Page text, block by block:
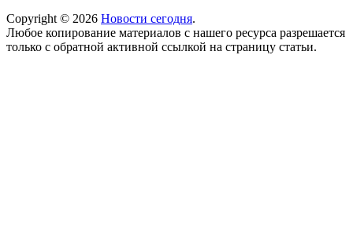
Copyright © 2026 Новости сегодня.
Любое копирование материалов с нашего ресурса разрешается
только с обратной активной ссылкой на страницу статьи.